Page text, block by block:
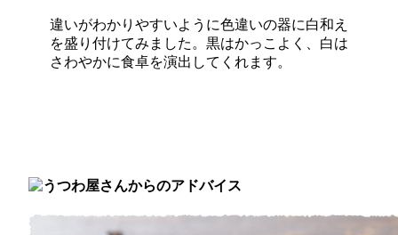
違いがわかりやすいように色違いの器に白和え
を盛り付けてみました。黒はかっこよく、白は
さわやかに食卓を演出してくれます。